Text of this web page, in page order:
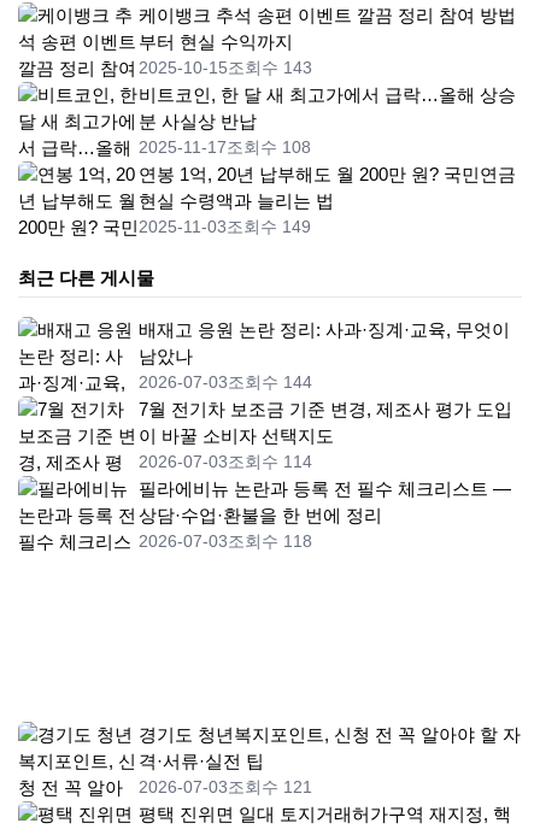
케이뱅크 추석 송편 이벤트 깔끔 정리 참여 방법
부터 현실 수익까지
2025-10-15조회수 143
비트코인, 한 달 새 최고가에서 급락…올해 상승
분 사실상 반납
2025-11-17조회수 108
연봉 1억, 20년 납부해도 월 200만 원? 국민연금
현실 수령액과 늘리는 법
2025-11-03조회수 149
최근 다른 게시물
배재고 응원 논란 정리: 사과·징계·교육, 무엇이
남았나
2026-07-03조회수 144
7월 전기차 보조금 기준 변경, 제조사 평가 도입
이 바꿀 소비자 선택지도
2026-07-03조회수 114
필라에비뉴 논란과 등록 전 필수 체크리스트 —
상담·수업·환불을 한 번에 정리
2026-07-03조회수 118
경기도 청년복지포인트, 신청 전 꼭 알아야 할 자
격·서류·실전 팁
2026-07-03조회수 121
평택 진위면 일대 토지거래허가구역 재지정, 핵